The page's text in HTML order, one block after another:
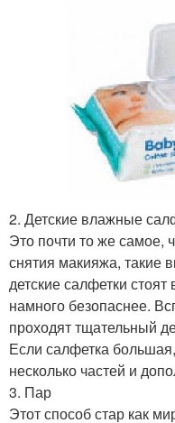
2. Детские влажные
Это почти то же самое,
снятия макияжа, такие
детские салфетки
намного безопаснее.
проходят тщательный
Если салфетка
несколько частей и
3. Пар
Этот способ стар как